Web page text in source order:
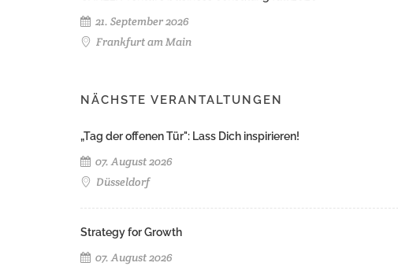
21. September 2026
Frankfurt am Main
NÄCHSTE VERANTALTUNGEN
„Tag der offenen Tür": Lass Dich inspirieren!
07. August 2026
Düsseldorf
Strategy for Growth
07. August 2026